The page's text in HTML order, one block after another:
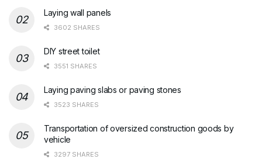
Laying wall panels
3602 SHARES
DIY street toilet
3551 SHARES
Laying paving slabs or paving stones
3523 SHARES
Transportation of oversized construction goods by
vehicle
3297 SHARES